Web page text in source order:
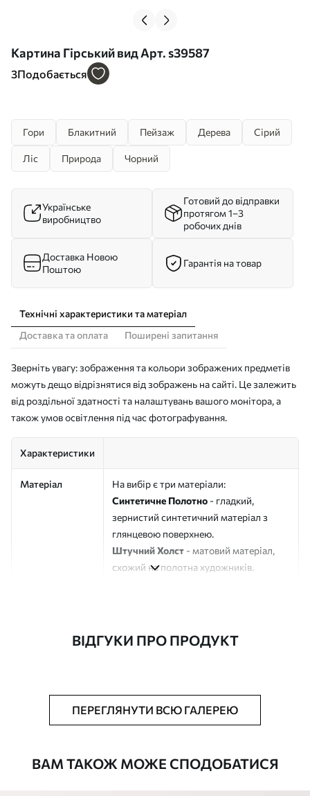
Картина Гірський вид Арт. s39587
3Подобається
Гори Блакитний Пейзаж Дерева Сірий
Ліс Природа Чорний
Українське
виробництво
Готовий до відправки
протягом 1–3
робочих днів
Доставка Новою
Поштою
Гарантія на товар
Технічні характеристики та матеріал
Доставка та оплата
Поширені запитання
Зверніть увагу: зображення та кольори зображених предметів
можуть дещо відрізнятися від зображень на сайті. Це залежить
від роздільної здатності та налаштувань вашого монітора, а
також умов освітлення під час фотографування.
Характеристики
Матеріал
На вибір є три матеріали:
Синтетичне Полотно - гладкий,
зернистий синтетичний матеріал з
глянцевою поверхнею.
Штучний Холст - матовий матеріал,
схожий на полотна художників.
Додатково Можна додати лакове покриття.
ВІДГУКИ ПРО ПРОДУКТ
ПЕРЕГЛЯНУТИ ВСЮ ГАЛЕРЕЮ
ВАМ ТАКОЖ МОЖЕ СПОДОБАТИСЯ